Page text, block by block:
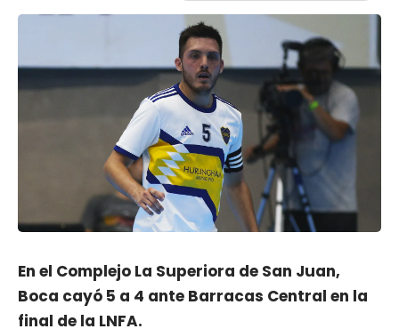
En el Complejo La Superiora de San Juan,
Boca cayó 5 a 4 ante Barracas Central en la
final de la LNFA.